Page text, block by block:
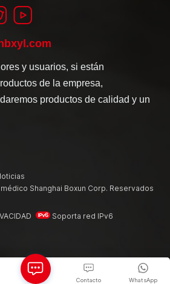
y usuarios, si están
de la empresa,
productos de calidad y un
Shanghai Boxun Corp. Reservados
Soporta red IPv6
WhatsApp
Contacto